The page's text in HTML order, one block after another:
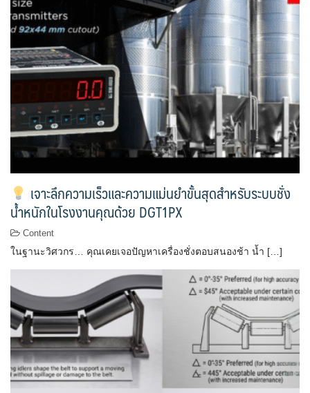
เจาะลึกความเร็วและความแม่นยำขั้นสุดสำหรับระบบชั่ง
น้ำหนักในโรงงานคุณด้วย DGT1PX
Content
ในฐานะวิศวกร… คุณเคยเจอปัญหาเครื่องชั่งตอบสนองช้า น้ำ […]